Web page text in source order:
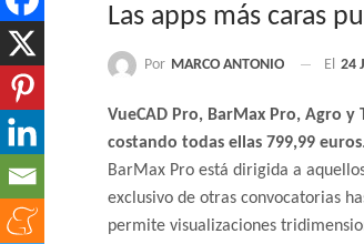
Las apps más caras
Por MARCO ANTONIO El 24
VueCAD Pro, BarMax Pro, Agro
costando todas ellas 799,99 euros
BarMax Pro está dirigida a
exclusivo de otras convocatorias
permite visualizaciones